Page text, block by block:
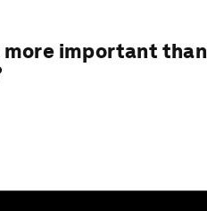
important than